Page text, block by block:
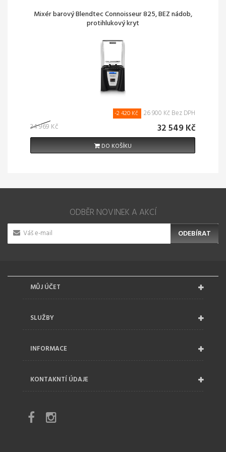
Mixér barový Blendtec Connoisseur 825, BEZ nádob,
protihlukový kryt
34 969 Kč
-2 420 Kč 26 900 Kč Bez DPH
32 549 Kč
DO KOŠÍKU
ODBĚR NOVINEK A AKCÍ
ODEBÍRAT
MŮJ ÚČET
SLUŽBY
INFORMACE
KONTAKNTÍ ÚDAJE